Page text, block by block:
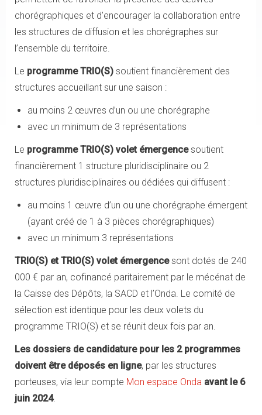
chorégraphiques et d’encourager la collaboration entre
les structures de diffusion et les chorégraphes sur
l’ensemble du territoire.
Le programme TRIO(S) soutient financièrement des
structures accueillant sur une saison :
au moins 2 œuvres d’un ou une chorégraphe
avec un minimum de 3 représentations
Le programme TRIO(S) volet émergencesoutient
financièrement 1 structure pluridisciplinaire ou 2
structures pluridisciplinaires ou dédiées qui diffusent :
au moins 1 œuvre d’un ou une chorégraphe émergent
(ayant créé de 1 à 3 pièces chorégraphiques)
avec un minimum 3 représentations
TRIO(S) et TRIO(S) volet émergencesont dotés de 240
000 € par an, cofinancé paritairement par le mécénat de
la Caisse des Dépôts, la SACD et l’Onda. Le comité de
sélection est identique pour les deux volets du
programme TRIO(S) et se réunit deux fois par an.
Les dossiers de candidature pour les 2 programmes
doivent être déposés en ligne, par les structures
porteuses, via leur compte Mon espace Onda avant le 6
juin 2024.